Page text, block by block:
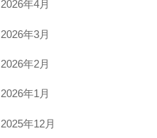
2026年4月
2026年3月
2026年2月
2026年1月
2025年12月